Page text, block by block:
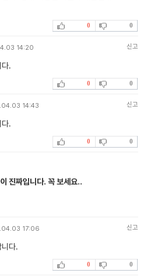
0 0
14:20 신고
다.
0 0
14:43 신고
.
0 0
진짜입니다. 꼭 보세요..
17:06 신고
다.
0 0